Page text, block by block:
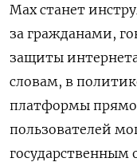
Max станет
за гражданами,
защиты
словам, в
платформы прямо
пользователей
государственным